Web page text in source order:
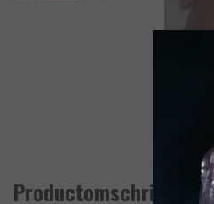
Productomschrijving